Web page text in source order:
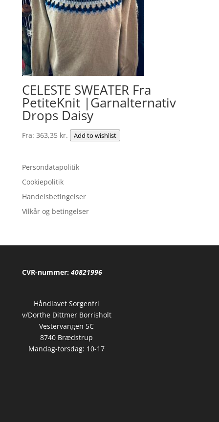
CELESTE SWEATER Fra
PetiteKnit |Garnalternativ
Drops Daisy
Fra: 363,35 kr. Add to wishlist
Persondatapolitik
Cookiepolitik
Handelsbetingelser
Vilkår og betingelser
CVR-nummer: 40821996
Håndlavet Sorgenfri
v/Dorthe Dittmer Borrisholt
Vestervangen 5C
8740 Brædstrup
Mandag-torsdag: 10-17